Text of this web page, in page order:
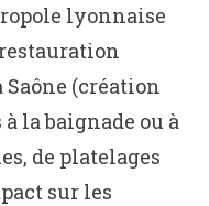
lyonnaise
Saône (création
la baignade ou à
de platelages
sur les